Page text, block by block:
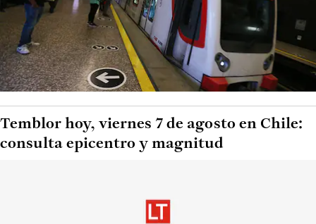
Temblor hoy, viernes 7 de agosto en Chile:
consulta epicentro y magnitud